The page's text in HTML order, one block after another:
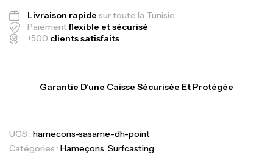
Livraison rapide sur toute la Tunisie
Paiementflexible et sécurisé
+500 clients satisfaits
Garantie D’une Caisse Sécurisée Et Protégée
UGS : hamecons-sasame-dh-point
Catégories : Hameçons, Surfcasting